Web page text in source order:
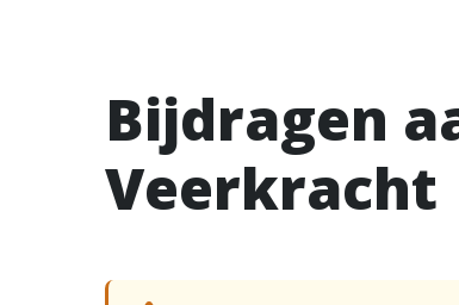
Bijdragen
Veerkracht